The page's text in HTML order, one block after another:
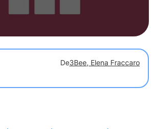
De3Bee, Elena Fraccaro